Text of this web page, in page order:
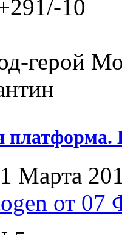
10
герой
платформа.
Марта
от 07